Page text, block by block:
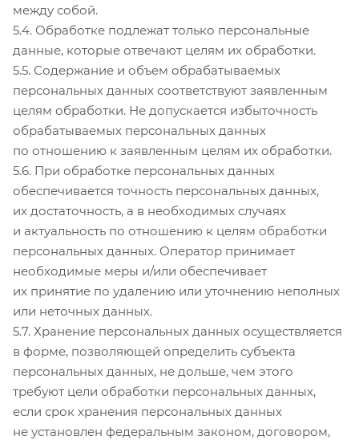
между собой.
5.4. Обработке подлежат только персональные
данные, которые отвечают целям их обработки.
5.5. Содержание и объем обрабатываемых
персональных данных соответствуют заявленным
целям обработки. Не допускается избыточность
обрабатываемых персональных данных
по отношению к заявленным целям их обработки.
5.6. При обработке персональных данных
обеспечивается точность персональных данных,
их достаточность, а в необходимых случаях
и актуальность по отношению к целям обработки
персональных данных. Оператор принимает
необходимые меры и/или обеспечивает
их принятие по удалению или уточнению неполных
или неточных данных.
5.7. Хранение персональных данных осуществляется
в форме, позволяющей определить субъекта
персональных данных, не дольше, чем этого
требуют цели обработки персональных данных,
если срок хранения персональных данных
не установлен федеральным законом, договором,